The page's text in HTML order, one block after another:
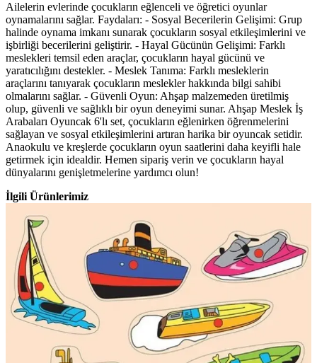
Ailelerin evlerinde çocukların eğlenceli ve öğretici oyunlar
oynamalarını sağlar. Faydaları: - Sosyal Becerilerin Gelişimi: Grup
halinde oynama imkanı sunarak çocukların sosyal etkileşimlerini ve
işbirliği becerilerini geliştirir. - Hayal Gücünün Gelişimi: Farklı
meslekleri temsil eden araçlar, çocukların hayal gücünü ve
yaratıcılığını destekler. - Meslek Tanıma: Farklı mesleklerin
araçlarını tanıyarak çocukların meslekler hakkında bilgi sahibi
olmalarını sağlar. - Güvenli Oyun: Ahşap malzemeden üretilmiş
olup, güvenli ve sağlıklı bir oyun deneyimi sunar. Ahşap Meslek İş
Arabaları Oyuncak 6'lı set, çocukların eğlenirken öğrenmelerini
sağlayan ve sosyal etkileşimlerini artıran harika bir oyuncak setidir.
Anaokulu ve kreşlerde çocukların oyun saatlerini daha keyifli hale
getirmek için idealdir. Hemen sipariş verin ve çocukların hayal
dünyalarını genişletmelerine yardımcı olun!
İlgili Ürünlerimiz